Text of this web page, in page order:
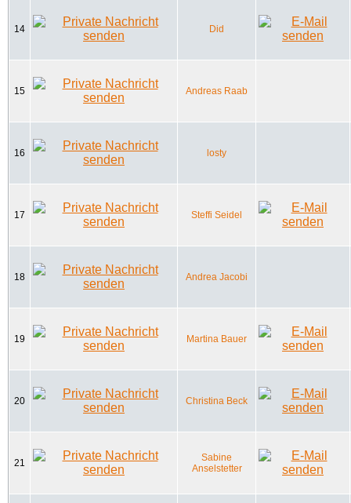
14 Did
15 Andreas Raab
16 losty
17 Steffi Seidel
18 Andrea Jacobi
19 Martina Bauer
20 Christina Beck
21
Sabine
Anselstetter